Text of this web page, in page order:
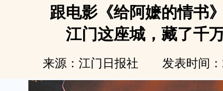
跟电影《给阿嬷的情书
江门这座城，藏了千
来源：江门日报社 发表时间：